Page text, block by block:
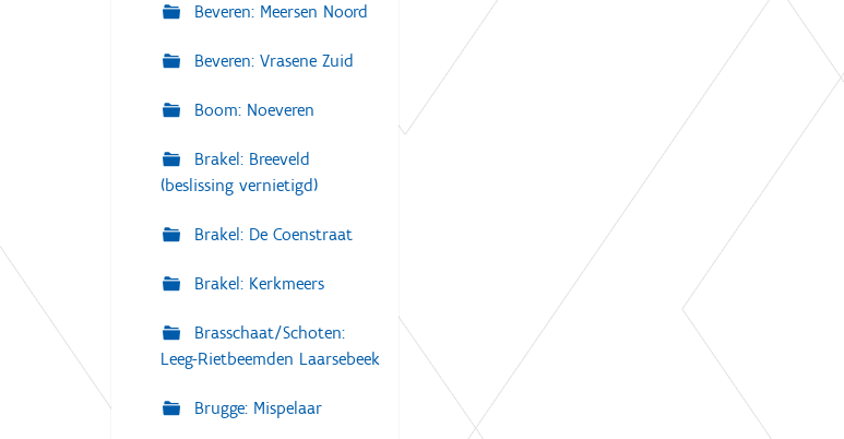
Beveren: Meersen Noord
Beveren: Vrasene Zuid
Boom: Noeveren
Brakel: Breeveld
(beslissing vernietigd)
Brakel: De Coenstraat
Brakel: Kerkmeers
Brasschaat/Schoten:
Leeg-Rietbeemden Laarsebeek
Brugge: Mispelaar